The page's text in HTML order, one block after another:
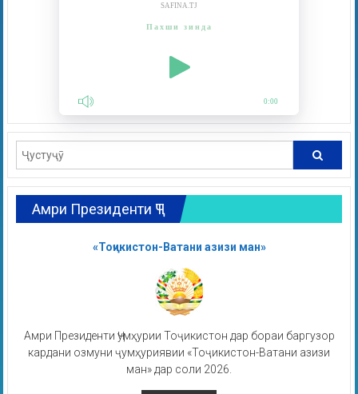
SAFINA.TJ
Пахши зинда
0:00
Амри Президенти ҶТ
«Тоҷикистон-Ватани азизи ман»
Амри Президенти Ҷумҳурии Тоҷикистон дар бораи баргузор
кардани озмуни ҷумҳуриявии «Тоҷикистон-Ватани азизи
ман» дар соли 2026.